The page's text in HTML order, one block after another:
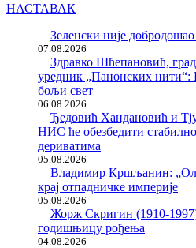
НАСТАВАК
Зеленски није
07.08.2026
Здравко Шћепановић,
уредник „Панонских нити“:
бољи свет
06.08.2026
Ђедовић Хандановић и
НИС ће обезбедити
дериватима
05.08.2026
Владимир Кршљанин:
крај отпадничке империје
05.08.2026
Жорж Скригин (1910-
годишњицу рођења
04.08.2026